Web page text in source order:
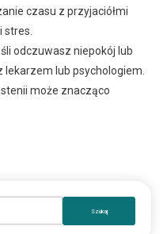
czasu z przyjaciółmi
odczuwasz niepokój lub
lub psychologiem.
może znacząco